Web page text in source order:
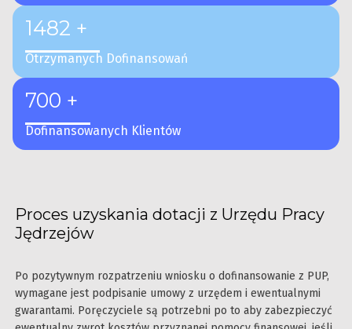
1482 +
Otrzymanych Dofinansowań
700 +
Dofinansowanych Klientów
Proces uzyskania dotacji z Urzędu Pracy
Jędrzejów
Po pozytywnym rozpatrzeniu wniosku o dofinansowanie z PUP,
wymagane jest podpisanie umowy z urzędem i ewentualnymi
gwarantami. Poręczyciele są potrzebni po to aby zabezpieczyć